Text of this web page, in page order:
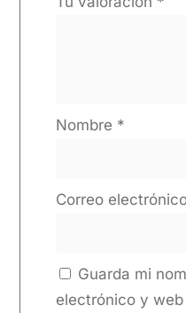
Nombre *
Correo
Guarda mi
electrónico y